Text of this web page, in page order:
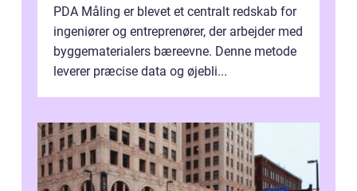
PDA Måling er blevet et centralt redskab for
ingeniører og entreprenører, der arbejder med
byggematerialers bæreevne. Denne metode
leverer præcise data og øjebli...